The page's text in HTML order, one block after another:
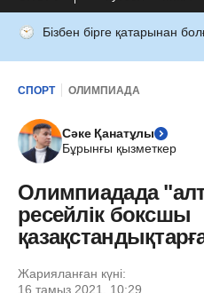
Бізбен бірге қатарынан
СПОРТ ОЛИМПИАДА
Сәке Қанатұлы
Бұрынғы қызметкер
Олимпиадада
ресейлік боксшы
Жарияланған күні:
16 тамыз 2021, 10:29